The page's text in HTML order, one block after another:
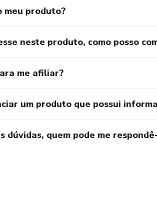
meu produto?
neste produto, como posso
me afiliar?
um produto que possui
dúvidas, quem pode me